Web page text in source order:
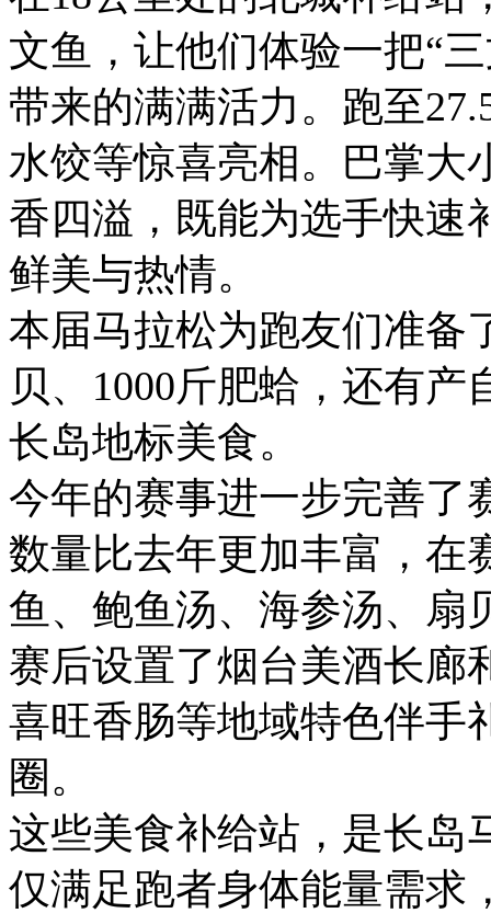
文鱼，让他们体验一把“
带来的满满活力。跑至
水饺等惊喜亮相。巴掌大
香四溢，既能为选手快速
鲜美与热情。
本届马拉松为跑友们准备
贝、1000斤肥蛤，还有
长岛地标美食。
今年的赛事进一步完善了
数量比去年更加丰富，在
鱼、鲍鱼汤、海参汤、扇
赛后设置了烟台美酒长廊
喜旺香肠等地域特色伴手
圈。
这些美食补给站，是长岛
仅满足跑者身体能量需求